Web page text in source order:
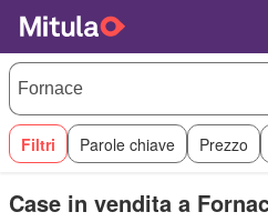
Filtri Parole chiave Prezzo
Case in vendita a